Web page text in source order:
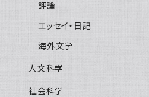
評論
エッセイ・日記
海外文学
人文科学
社会科学